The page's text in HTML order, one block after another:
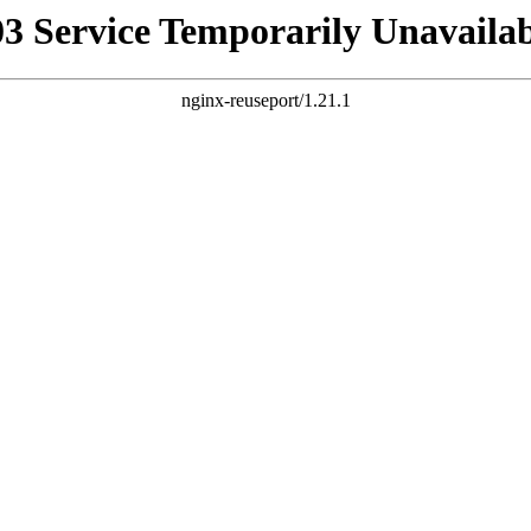
Service Temporarily
nginx-reuseport/1.21.1